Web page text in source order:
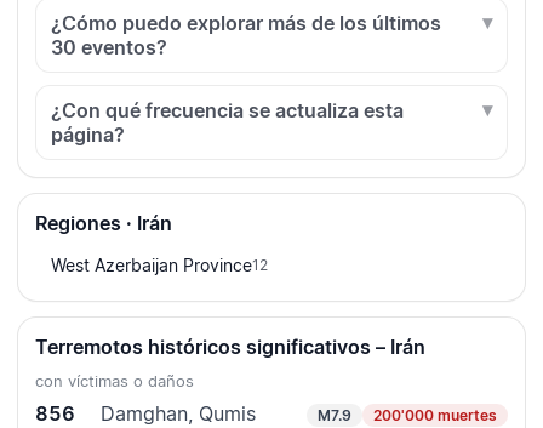
¿Cómo puedo explorar más de los últimos
30 eventos?
¿Con qué frecuencia se actualiza esta
página?
Regiones · Irán
West Azerbaijan Province12
Terremotos históricos significativos – Irán
con víctimas o daños
856 Damghan, Qumis M7.9 200'000 muertes